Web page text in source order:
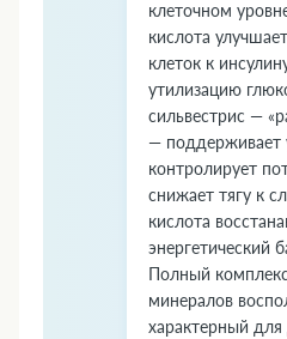
клеточном
кислота
клеток к
утилизацию
сильвестрис —
— поддерживает
контролирует
снижает тягу к
кислота
энергетический
Полный
минералов
характерный для